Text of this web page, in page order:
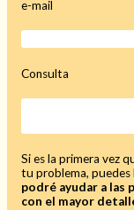
e-mail
Consulta
Si es la primera vez
tu problema, puedes
podré ayudar a las
con el mayor